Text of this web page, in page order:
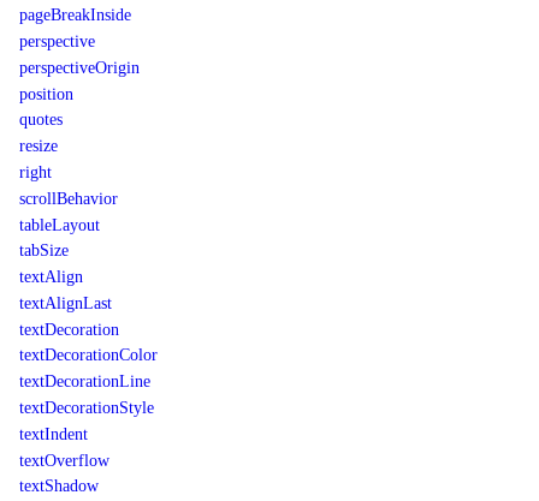
pageBreakInside
perspective
perspectiveOrigin
position
quotes
resize
right
scrollBehavior
tableLayout
tabSize
textAlign
textAlignLast
textDecoration
textDecorationColor
textDecorationLine
textDecorationStyle
textIndent
textOverflow
textShadow